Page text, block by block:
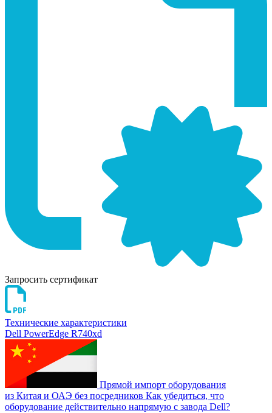
Запросить сертификат
Технические характеристики
Dell PowerEdge R740xd
Прямой импорт оборудования
из Китая и ОАЭ без посредников Как убедиться, что
оборудование действительно напрямую с завода Dell?